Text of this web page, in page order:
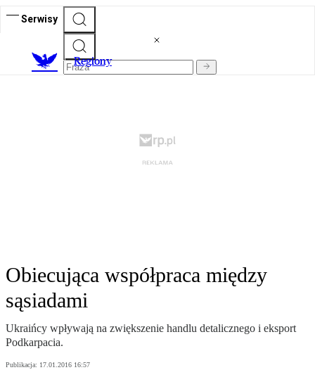
Serwisy
Regiony
Obiecująca współpraca między
sąsiadami
Ukraińcy wpływają na zwiększenie handlu detalicznego i eksport
Podkarpacia.
Publikacja: 17.01.2016 16:57